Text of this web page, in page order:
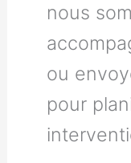
nous
ou
pour